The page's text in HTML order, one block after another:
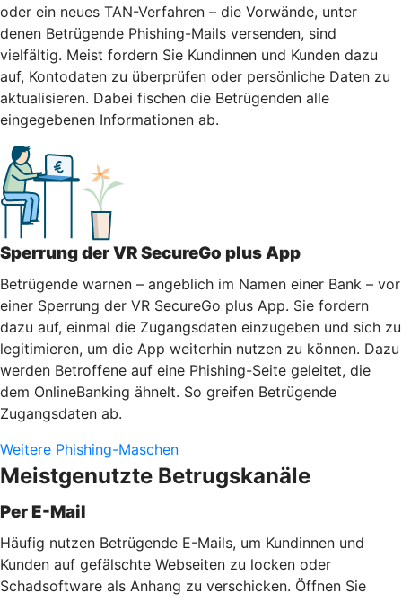
oder ein neues TAN-Verfahren – die Vorwände, unter
denen Betrügende Phishing-Mails versenden, sind
vielfältig. Meist fordern Sie Kundinnen und Kunden dazu
auf, Kontodaten zu überprüfen oder persönliche Daten zu
aktualisieren. Dabei fischen die Betrügenden alle
eingegebenen Informationen ab.
Sperrung der VR SecureGo plus App
Betrügende warnen – angeblich im Namen einer Bank – vor
einer Sperrung der VR SecureGo plus App. Sie fordern
dazu auf, einmal die Zugangsdaten einzugeben und sich zu
legitimieren, um die App weiterhin nutzen zu können. Dazu
werden Betroffene auf eine Phishing-Seite geleitet, die
dem OnlineBanking ähnelt. So greifen Betrügende
Zugangsdaten ab.
Weitere Phishing-Maschen
Meistgenutzte Betrugskanäle
Per E-Mail
Häufig nutzen Betrügende E-Mails, um Kundinnen und
Kunden auf gefälschte Webseiten zu locken oder
Schadsoftware als Anhang zu verschicken. Öffnen Sie